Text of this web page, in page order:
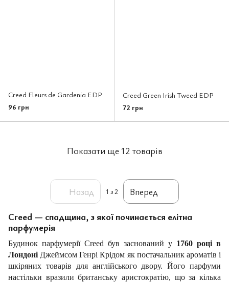
Creed Fleurs de Gardenia EDP
96 грн
Creed Green Irish Tweed EDP
72 грн
Показати ще 12 товарів
Назад 1 з 2 Вперед
Creed — спадщина, з якої починається елітна
парфумерія
Будинок парфумерії Creed був заснований у 1760 році в
Лондоні Джеймсом Генрі Крідом як постачальник ароматів і
шкіряних товарів для англійського двору. Його парфуми
настільки вразили британську аристократію, що за кілька